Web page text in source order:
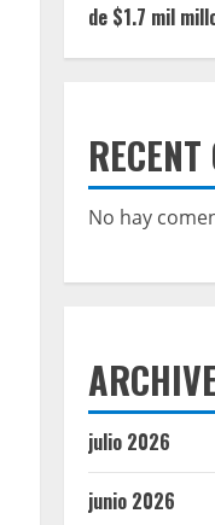
de $1.7 mil
No hay
julio 2026
junio 2026